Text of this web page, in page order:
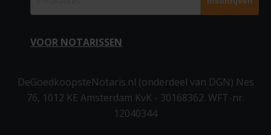
Meer info
Partnerschapsvoorwaarden
VOOR NOTARISSEN
▶ Inloggen notarissen
Aanmelden als notaris
DeGoedkoopsteNotaris.nl (onderdeel van DGN) Nes
76, 1012 KE Amsterdam KvK - 30168362. WFT-nr.
12040344